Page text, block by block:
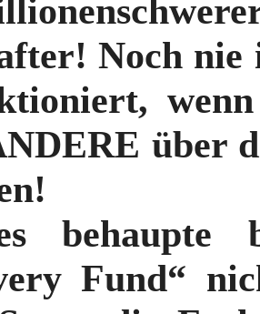
Noch nie
über
behaupte
Fund“